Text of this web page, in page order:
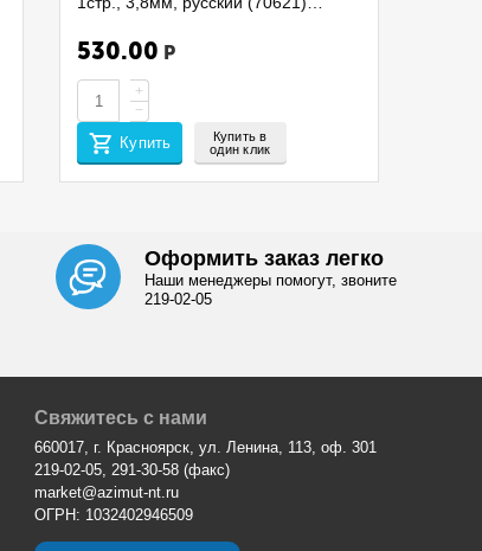
530.00 Р
+
−
Купить
Купить в
один клик
Оформить заказ легко
Наши менеджеры помогут, звоните
219-02-05
Свяжитесь с нами
660017, г. Красноярск, ул. Ленина, 113, оф. 301
219-02-05, 291-30-58 (факс)
market@azimut-nt.ru
ОГРН: 1032402946509